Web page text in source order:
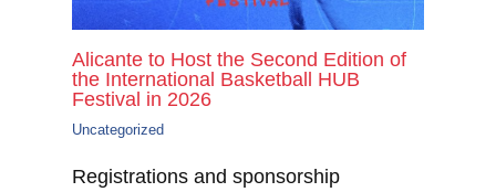
Alicante to Host the Second Edition of
the International Basketball HUB
Festival in 2026
Uncategorized
Registrations and sponsorship